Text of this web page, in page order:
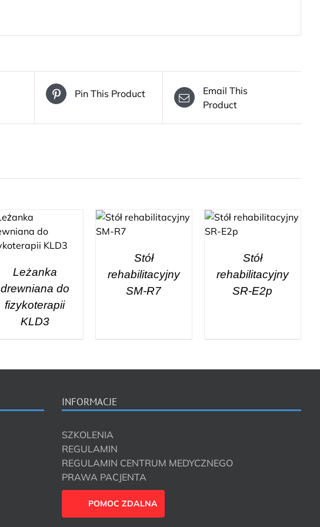
Pin This Product
Email This
Product
Leżanka
drewniana do
fizykoterapii
KLD3
Stół
rehabilitacyjny
SM-R7
Stół
rehabilitacyjny
SR-E2p
INFORMACJE
SZKOLENIA
REGULAMIN
REGULAMIN CENTRUM MEDYCZNEGO
PRAWA PACJENTA
POMOC ZDALNA